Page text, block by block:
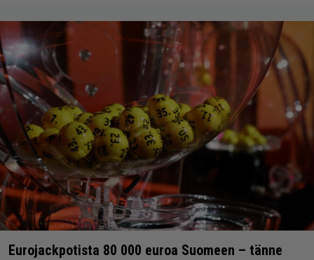
Eurojackpotista 80 000 euroa Suomeen – tänne